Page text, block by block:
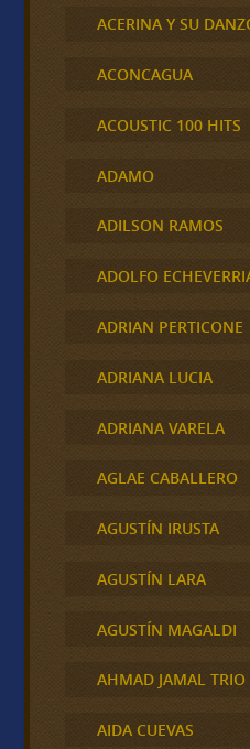
ACERINA Y SU
ACONCAGUA
ACOUSTIC 100 HITS
ADAMO
ADILSON RAMOS
ADOLFO
ADRIAN PERTICONE
ADRIANA LUCIA
ADRIANA VARELA
AGLAE CABALLERO
AGUSTÍN IRUSTA
AGUSTÍN LARA
AGUSTÍN MAGALDI
AHMAD JAMAL TRIO
AIDA CUEVAS